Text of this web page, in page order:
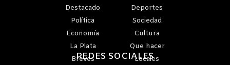
Destacado
Deportes
Política
Sociedad
Economía
Cultura
La Plata
Que hacer
Breves
Locales
REDES SOCIALES